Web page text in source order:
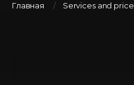
Главная Services and price